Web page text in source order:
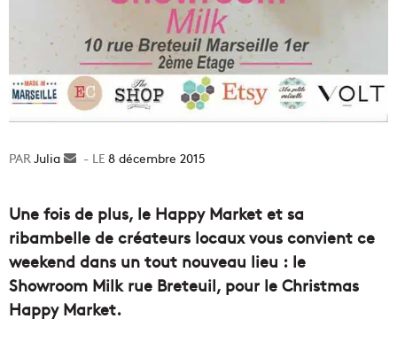
Julia
Envoyer8 décembre 2015
Une fois de plus, le Happy Market et sa
ribambelle de créateurs locaux vous convient ce
weekend dans un tout nouveau lieu : le
Showroom Milk rue Breteuil, pour le Christmas
Happy Market.